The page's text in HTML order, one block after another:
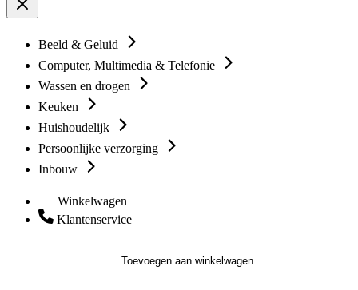
Beeld & Geluid
Computer, Multimedia & Telefonie
Wassen en drogen
Keuken
Huishoudelijk
Persoonlijke verzorging
Inbouw
Winkelwagen
Klantenservice
Toevoegen aan winkelwagen